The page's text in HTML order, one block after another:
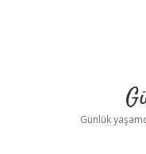
Günlük